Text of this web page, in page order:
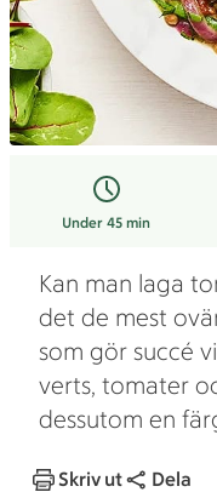
Under 45 min
Kan man laga
det de mest
som gör succé
verts, tomater
dessutom en
Skriv ut Dela